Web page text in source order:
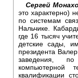
Сергей
это характерно)
по системам
Нальчике.
где 16 тысяч
детские сады,
президента
заведения, по
компьютерной
квалификации